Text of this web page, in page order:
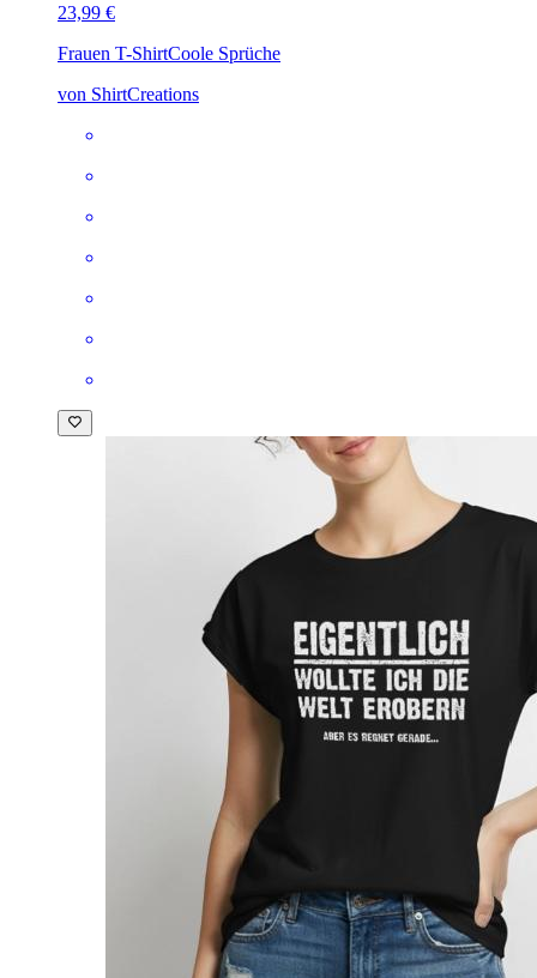
23,99 €
Frauen T-ShirtCoole Sprüche
von ShirtCreations